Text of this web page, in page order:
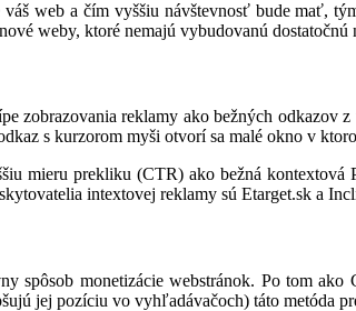
web a čím vyššiu návštevnosť bude mať,
weby, ktoré nemajú vybudovanú dostatočnú
zobrazovania reklamy ako bežných odkazov
s kurzorom myši otvorí sa malé okno v
mieru prekliku (CTR) ako bežná
intextovej reklamy sú Etarget.sk a
spôsob monetizácie webstránok. Po tom
jej pozíciu vo vyhľadávačoch) táto metóda